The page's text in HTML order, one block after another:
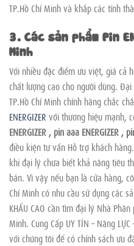
TP.Hồ Chí Minh và khắp các tỉnh
3. Các sản phẩm Pin
Minh
Với nhiều đặc điểm ưu việt, giá cả
chất lượng cao cho người dùng. Đại
TP.Hồ Chí Minh chính hãng chắc
ENERGIZER với thương hiệu mạnh,
ENERGIZER , pin aaa ENERGIZER ,
điều kiện tư vấn Hỗ trợ khách
khi đại lý chưa biết khả năng tiêu
bán. Vì vậy nếu bạn là cửa hàng,
Chí Minh có nhu cầu sử dụng các
KHẤU CAO cần tìm đại lý Nhà Phân
Minh. Cung Cấp UY TÍN – Năng
với chúng tôi để có chính sách ưu